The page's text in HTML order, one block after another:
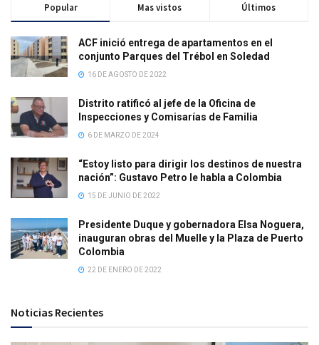
Popular Mas vistos Últimos
ACF inició entrega de apartamentos en el
conjunto Parques del Trébol en Soledad
16 DE AGOSTO DE 2022
Distrito ratificó al jefe de la Oficina de
Inspecciones y Comisarías de Familia
6 DE MARZO DE 2024
“Estoy listo para dirigir los destinos de nuestra
nación”: Gustavo Petro le habla a Colombia
15 DE JUNIO DE 2022
Presidente Duque y gobernadora Elsa Noguera,
inauguran obras del Muelle y la Plaza de Puerto
Colombia
22 DE ENERO DE 2022
Noticias Recientes